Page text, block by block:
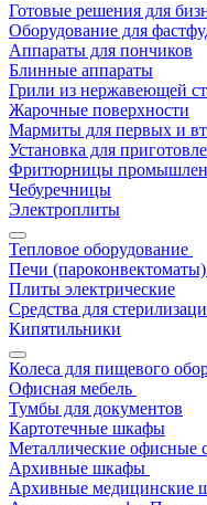
Готовые решения для
Оборудование для
Аппараты для пончиков
Блинные аппараты
Грили из нержавеющей
Жарочные поверхности
Мармиты для первых и
Установка для
Фритюрницы
Чебуречницы
Электроплиты
Тепловое оборудование
Печи
Плиты электрические
Средства для
Кипятильники
Колеса для пищевого
Офисная мебель
Тумбы для документов
Картотечные шкафы
Металлические офисные
Архивные шкафы
Архивные медицинские